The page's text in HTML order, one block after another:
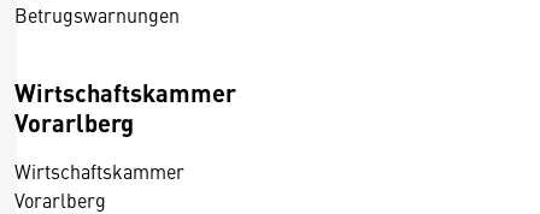
Betrugswarnungen
Wirtschaftskammer
Vorarlberg
Wirtschaftskammer
Vorarlberg